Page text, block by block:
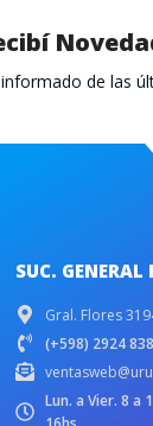
de las
SUC. GENERAL
Gral. Flores
(+598) 2924
Lun. a Vier. 8 a